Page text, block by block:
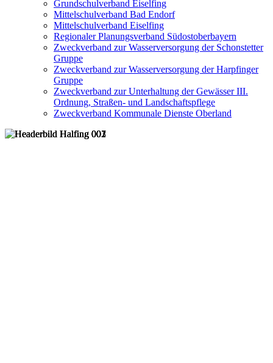
Grundschulverband Eiselfing
Mittelschulverband Bad Endorf
Mittelschulverband Eiselfing
Regionaler Planungsverband Südostoberbayern
Zweckverband zur Wasserversorgung der Schonstetter
Gruppe
Zweckverband zur Wasserversorgung der Harpfinger
Gruppe
Zweckverband zur Unterhaltung der Gewässer III.
Ordnung, Straßen- und Landschaftspflege
Zweckverband Kommunale Dienste Oberland